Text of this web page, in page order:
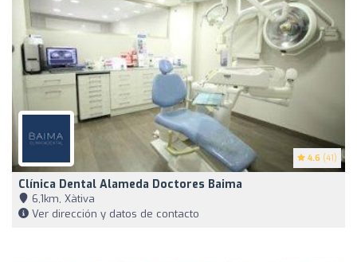
4.6 (41)
Clínica Dental Alameda Doctores Baima
6,1km, Xàtiva
Ver dirección y datos de contacto